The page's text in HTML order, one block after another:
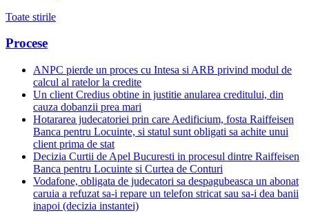
Toate stirile
Procese
ANPC pierde un proces cu Intesa si ARB privind modul de
calcul al ratelor la credite
Un client Credius obtine in justitie anularea creditului, din
cauza dobanzii prea mari
Hotararea judecatoriei prin care Aedificium, fosta Raiffeisen
Banca pentru Locuinte, si statul sunt obligati sa achite unui
client prima de stat
Decizia Curtii de Apel Bucuresti in procesul dintre Raiffeisen
Banca pentru Locuinte si Curtea de Conturi
Vodafone, obligata de judecatori sa despagubeasca un abonat
caruia a refuzat sa-i repare un telefon stricat sau sa-i dea banii
inapoi (decizia instantei)